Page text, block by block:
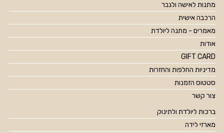
מתנות לאישה ולגבר
הרכבה אישית
מאמרים - מתנה ליולדת
אודות
GIFT CARD
מדיניות החלפות והחזרות
סטטוס הזמנות
צור קשר
ברכות ליולדת ולתינוק
מארזי לידה